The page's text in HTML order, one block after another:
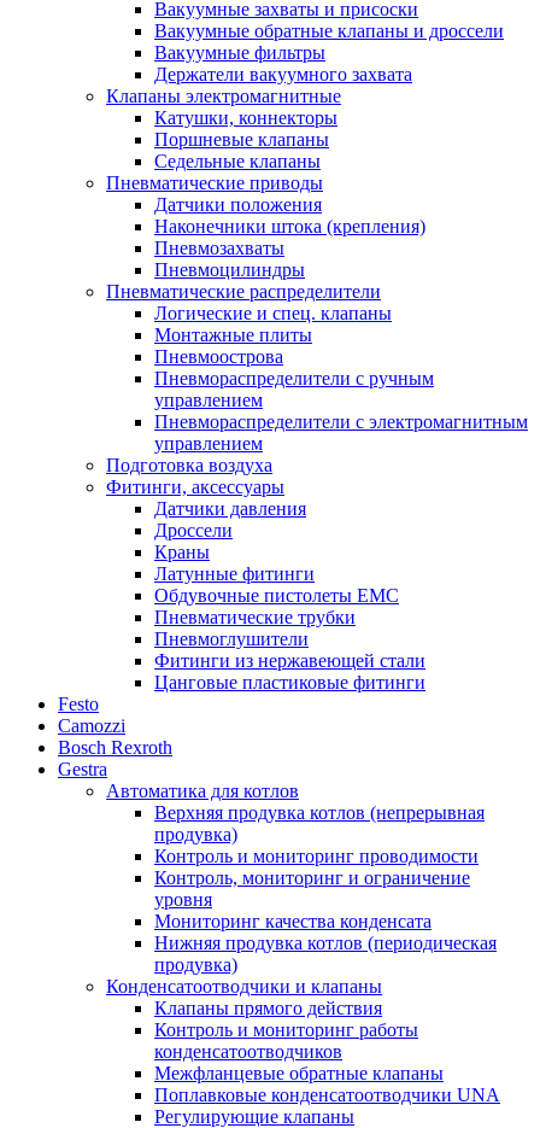
Вакуумные захваты и присоски
Вакуумные обратные клапаны и дроссели
Вакуумные фильтры
Держатели вакуумного захвата
Клапаны электромагнитные
Катушки, коннекторы
Поршневые клапаны
Седельные клапаны
Пневматические приводы
Датчики положения
Наконечники штока (крепления)
Пневмозахваты
Пневмоцилиндры
Пневматические распределители
Логические и спец. клапаны
Монтажные плиты
Пневмоострова
Пневмораспределители с ручным
управлением
Пневмораспределители с электромагнитным
управлением
Подготовка воздуха
Фитинги, аксессуары
Датчики давления
Дроссели
Краны
Латунные фитинги
Обдувочные пистолеты ЕМС
Пневматические трубки
Пневмоглушители
Фитинги из нержавеющей стали
Цанговые пластиковые фитинги
Festo
Camozzi
Bosch Rexroth
Gestra
Автоматика для котлов
Верхняя продувка котлов (непрерывная
продувка)
Контроль и мониторинг проводимости
Контроль, мониторинг и ограничение
уровня
Мониторинг качества конденсата
Нижняя продувка котлов (периодическая
продувка)
Конденсатоотводчики и клапаны
Клапаны прямого действия
Контроль и мониторинг работы
конденсатоотводчиков
Межфланцевые обратные клапаны
Поплавковые конденсатоотводчики UNA
Регулирующие клапаны